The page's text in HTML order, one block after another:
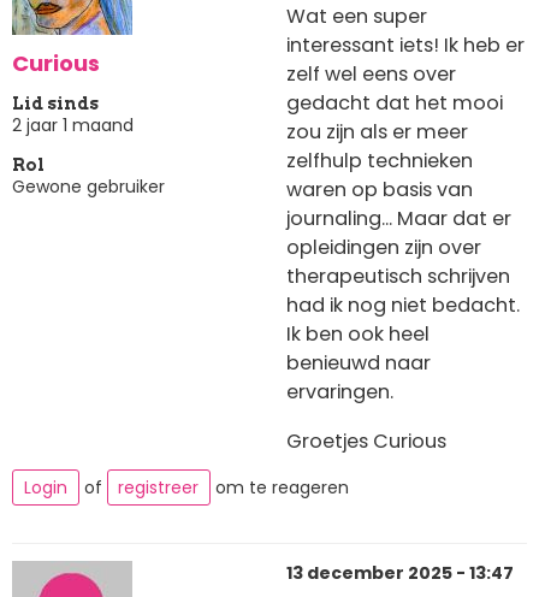
Curious
Lid sinds
2 jaar 1 maand
Rol
Gewone gebruiker
Wat een super
interessant iets! Ik heb er
zelf wel eens over
gedacht dat het mooi
zou zijn als er meer
zelfhulp technieken
waren op basis van
journaling... Maar dat er
opleidingen zijn over
therapeutisch schrijven
had ik nog niet bedacht.
Ik ben ook heel
benieuwd naar
ervaringen.
Groetjes Curious
Login of registreer om te reageren
13 december 2025 - 13:47